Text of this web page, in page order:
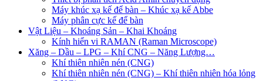
Máy khúc xạ kế để bàn – Khúc xạ kế Abbe
Máy phân cực kế để bàn
Vật Liệu – Khoáng Sản – Khai Khoáng
Kính hiển vi RAMAN (Raman Microscope)
Xăng – Dầu – LPG – Khí CNG – Năng Lượng…
Khí thiên nhiên nén (CNG)
Khí thiên nhiên nén (CNG) – Khí thiên nhiên hóa lỏng